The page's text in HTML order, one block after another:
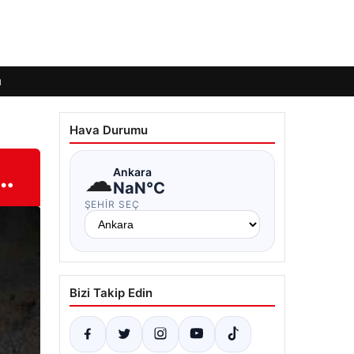
Hava Durumu
☁Ankara
NaN°C
ŞEHIR SEÇ
Bizi Takip Edin